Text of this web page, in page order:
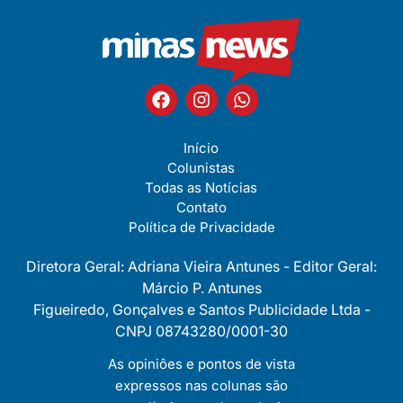
Início
Colunistas
Todas as Notícias
Contato
Política de Privacidade
Diretora Geral: Adriana Vieira Antunes - Editor Geral:
Márcio P. Antunes
Figueiredo, Gonçalves e Santos Publicidade Ltda -
CNPJ 08743280/0001-30
As opiniôes e pontos de vista
expressos nas colunas são